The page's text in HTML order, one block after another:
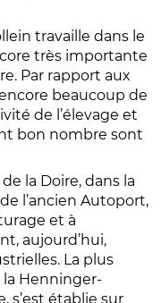
travaille dans le
très importante
Par rapport aux
beaucoup de
de l’élevage et
bon nombre sont
la Doire, dans la
l’ancien Autoport,
et à
aujourd’hui,
La plus
Henninger-
s’est établie sur